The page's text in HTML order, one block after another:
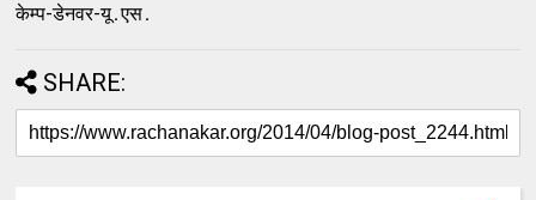
केम्‍प-डेनवर-यू․एस․
SHARE: